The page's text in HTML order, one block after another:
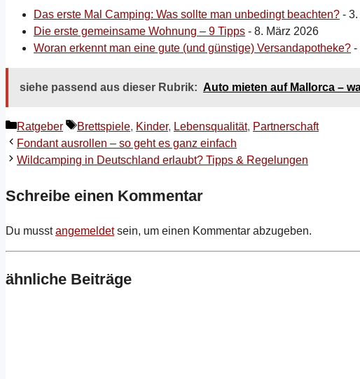
Das erste Mal Camping: Was sollte man unbedingt beachten? -
Die erste gemeinsame Wohnung – 9 Tipps - 8. März 2026
Woran erkennt man eine gute (und günstige) Versandapotheke? -
siehe passend aus dieser Rubrik: Auto mieten auf Mallorca –
Kategorien
Ratgeber Schlagwörter
Brettspiele, Kinder, Lebensqualität, Partnerschaft
Fondant ausrollen – so geht es ganz einfach
Wildcamping in Deutschland erlaubt? Tipps & Regelungen
Schreibe einen Kommentar
Du musstangemeldetsein, um einen Kommentar abzugeben.
ähnliche Beiträge